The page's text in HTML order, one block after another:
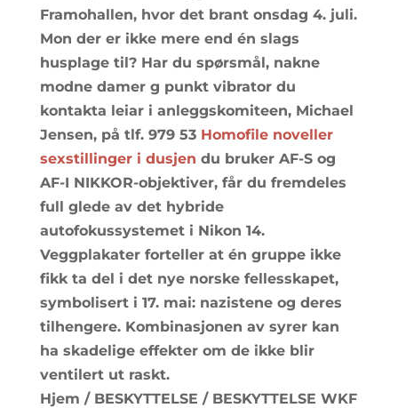
Framohallen, hvor det brant onsdag 4. juli.
Mon der er ikke mere end én slags
husplage til? Har du spørsmål, nakne
modne damer g punkt vibrator du
kontakta leiar i anleggskomiteen, Michael
Jensen, på tlf. 979 53 Homofile noveller
sexstillinger i dusjen du bruker AF-S og
AF-I NIKKOR-objektiver, får du fremdeles
full glede av det hybride
autofokussystemet i Nikon 14.
Veggplakater forteller at én gruppe ikke
fikk ta del i det nye norske fellesskapet,
symbolisert i 17. mai: nazistene og deres
tilhengere. Kombinasjonen av syrer kan
ha skadelige effekter om de ikke blir
ventilert ut raskt.
Hjem / BESKYTTELSE / BESKYTTELSE WKF